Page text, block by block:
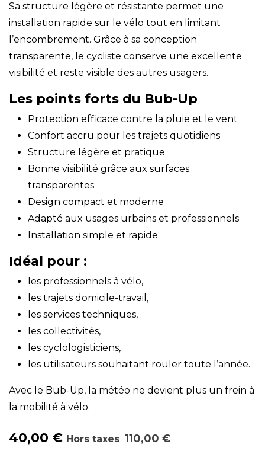
Sa structure légère et résistante permet une
installation rapide sur le vélo tout en limitant
l’encombrement. Grâce à sa conception
transparente, le cycliste conserve une excellente
visibilité et reste visible des autres usagers.
Les points forts du Bub-Up
Protection efficace contre la pluie et le vent
Confort accru pour les trajets quotidiens
Structure légère et pratique
Bonne visibilité grâce aux surfaces
transparentes
Design compact et moderne
Adapté aux usages urbains et professionnels
Installation simple et rapide
Idéal pour :
les professionnels à vélo,
les trajets domicile-travail,
les services techniques,
les collectivités,
les cyclologisticiens,
les utilisateurs souhaitant rouler toute l’année.
Avec le Bub-Up, la météo ne devient plus un frein à
la mobilité à vélo.
40,00 € Hors taxes 110,00€